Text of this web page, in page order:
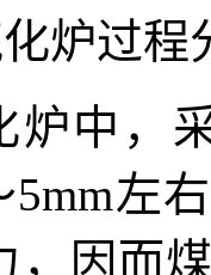
炉过程
炉中，
左
，因而